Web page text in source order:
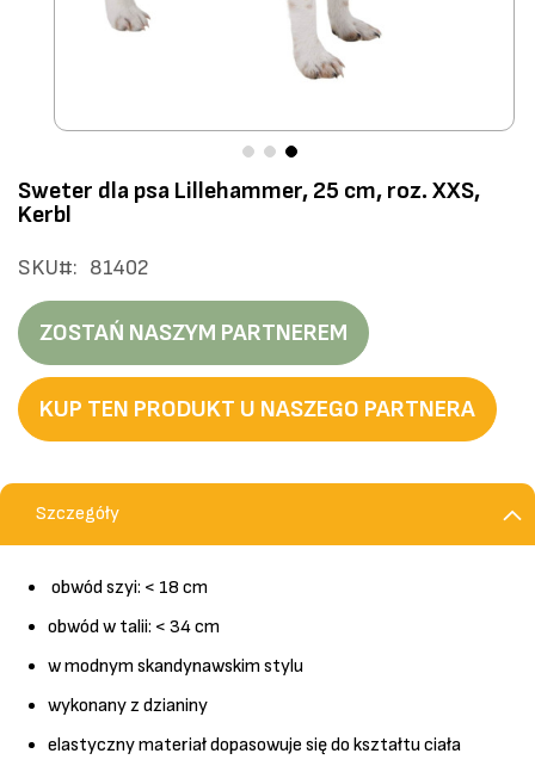
Przejdź
na
galerii
Sweter dla psa Lillehammer, 25 cm, roz. XXS,
Kerbl
SKU 81402
ZOSTAŃ NASZYM PARTNEREM
KUP TEN PRODUKT U NASZEGO PARTNERA
Szczegóły
obwód szyi: < 18 cm
obwód w talii: < 34 cm
w modnym skandynawskim stylu
wykonany z dzianiny
elastyczny materiał dopasowuje się do kształtu ciała